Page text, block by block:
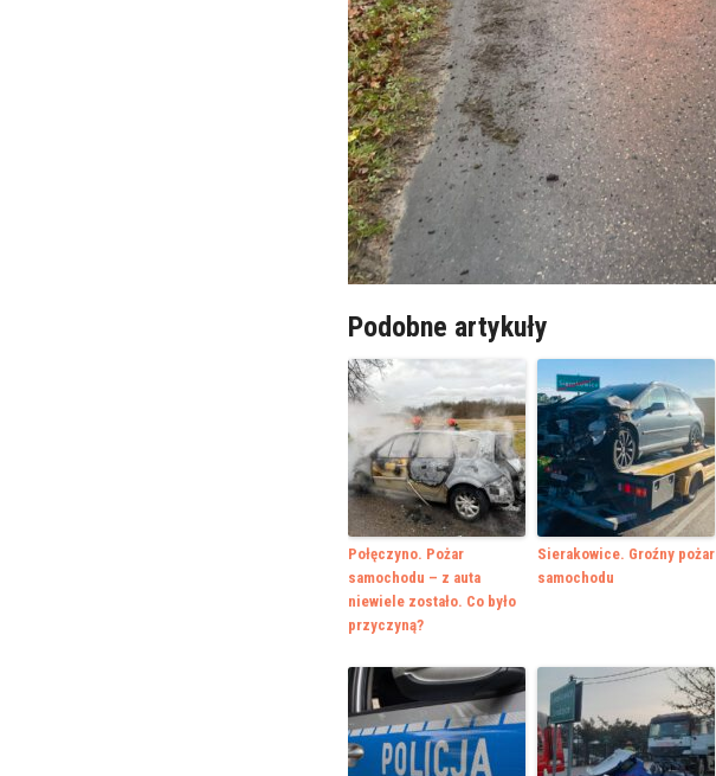
Podobne artykuły
Połęczyno. Pożar
samochodu – z auta
niewiele zostało. Co było
przyczyną?
Sierakowice. Groźny pożar
samochodu